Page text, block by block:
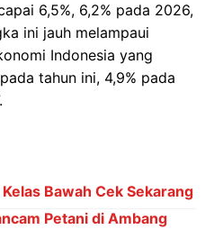
6,5%, 6,2% pada 2026,
ini jauh melampaui
Indonesia yang
tahun ini, 4,9% pada
Bawah Cek Sekarang
Petani di Ambang